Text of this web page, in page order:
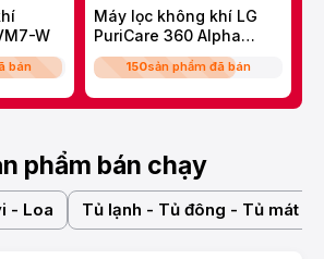
W
bán
Máy lọc không khí LG
PuriCare 360 Alpha
Double
AS10GDBY0.ABAE
150sản phẩm đã bán
phẩm bán chạy
- Loa Tủ lạnh - Tủ đông - Tủ mát